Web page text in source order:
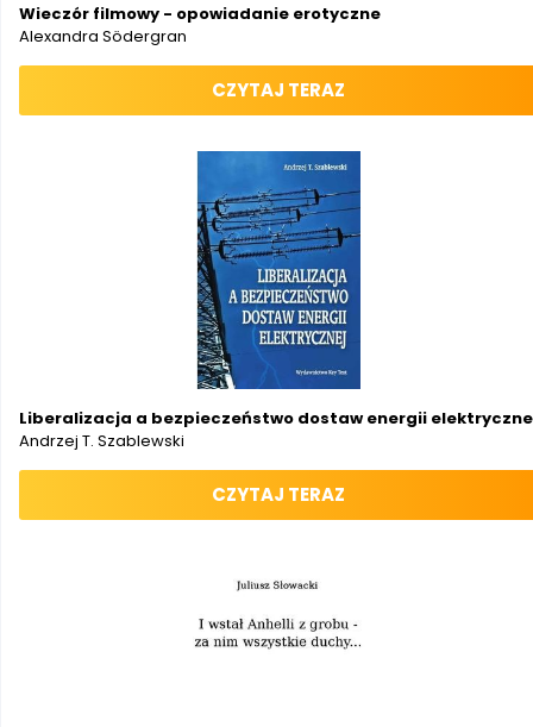
Wieczór filmowy - opowiadanie erotyczne
Alexandra Södergran
CZYTAJ TERAZ
Liberalizacja a bezpieczeństwo dostaw energii
Andrzej T. Szablewski
CZYTAJ TERAZ